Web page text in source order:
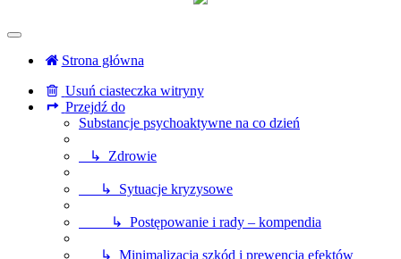
Strona główna
Usuń ciasteczka witryny
Przejdź do
Substancje psychoaktywne na co dzień
↳ Zdrowie
↳ Sytuacje kryzysowe
↳ Postępowanie i rady – kompendia
↳ Minimalizacja szkód i prewencja efektów